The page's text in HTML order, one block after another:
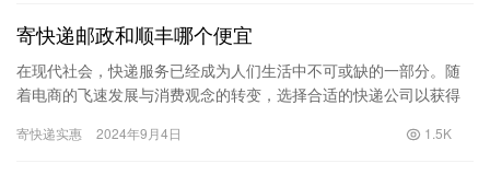
寄快递邮政和顺丰哪个便宜
在现代社会，快递服务已经成为人们生活中不可或缺的一部分。随
着电商的飞速发展与消费观念的转变，选择合适的快递公司以获得
顺丰快…
寄快递实惠 2024年9月4日 1.5K